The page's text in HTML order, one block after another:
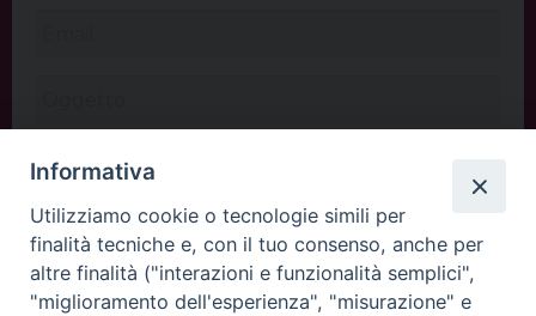
Informativa
Utilizziamo cookie o tecnologie simili per
finalità tecniche e, con il tuo consenso, anche per
altre finalità ("interazioni e funzionalità semplici",
"miglioramento dell'esperienza", "misurazione" e